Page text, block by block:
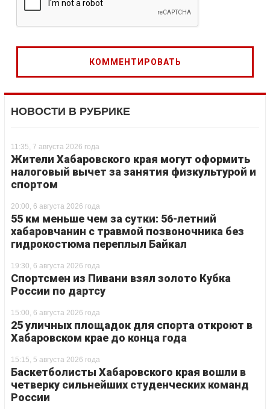
НОВОСТИ В РУБРИКЕ
11:35, 7 августа 2026 года
Жители Хабаровского края могут оформить
налоговый вычет за занятия физкультурой и
спортом
20:00, 6 августа 2026 года
55 км меньше чем за сутки: 56-летний
хабаровчанин с травмой позвоночника без
гидрокостюма переплыл Байкал
19:30, 6 августа 2026 года
Спортсмен из Пивани взял золото Кубка
России по дартсу
15:00, 6 августа 2026 года
25 уличных площадок для спорта откроют в
Хабаровском крае до конца года
15:15, 5 августа 2026 года
Баскетболисты Хабаровского края вошли в
четверку сильнейших студенческих команд
России